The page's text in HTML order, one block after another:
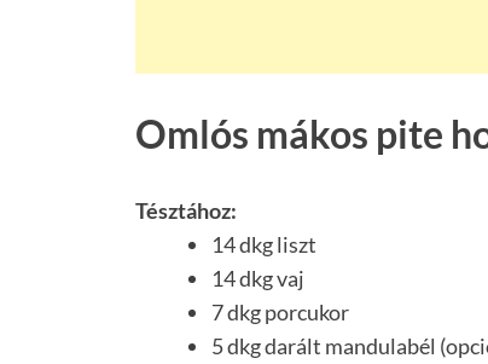
Omlós mákos pite
Tésztához:
14 dkg liszt
14 dkg vaj
7 dkg porcukor
5 dkg darált mandulabél